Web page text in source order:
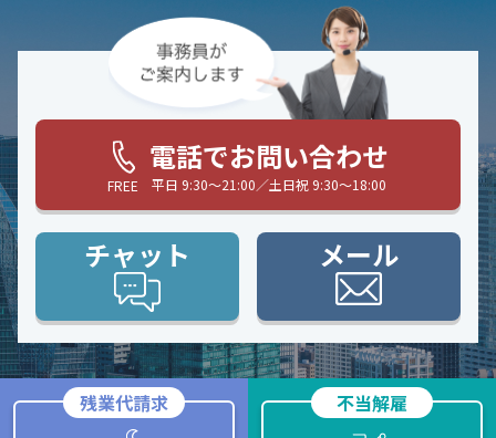
FREE
電話でお問い合わせ
平日 9:30〜21:00／土日祝 9:30〜18:00
チャット メール
残業代請求 不当解雇